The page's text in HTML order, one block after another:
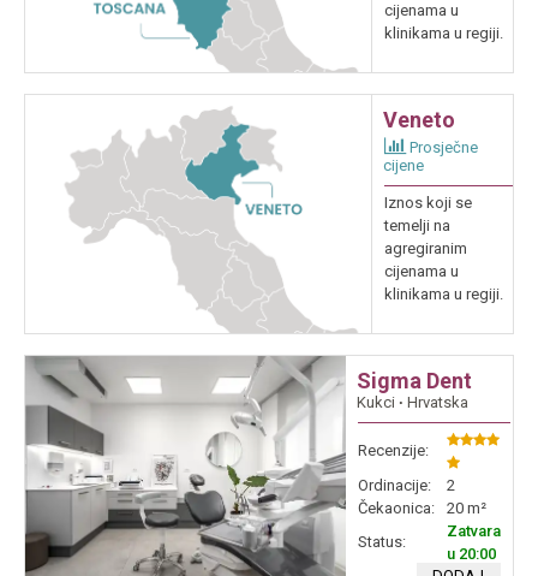
cijenama u
klinikama u regiji.
Veneto
Prosječne
cijene
Iznos koji se
temelji na
agregiranim
cijenama u
klinikama u regiji.
Sigma Dent
Kukci ∙ Hrvatska
Recenzije:
Ordinacije:
2
Čekaonica:
20 m²
Status:
Zatvara
u 20:00